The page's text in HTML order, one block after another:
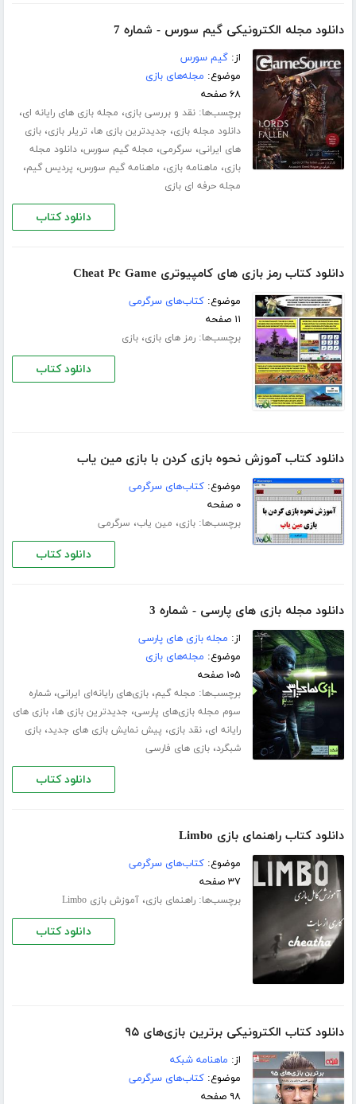
دانلود مجله الکترونیکی گیم سورس - شماره 7
از:گیم سورس
موضوع: مجله‌های بازی
۶۸ صفحه
برچسب‌ها:نقد و بررسی بازی، مجله بازی های رایانه ای،
دانلود مجله بازی، جدیدترین بازی ها، تریلر بازی،بازی
های ایرانی، سرگرمی، مجله گیم سورس،دانلود مجله
بازی، ماهنامه بازی، ماهنامه گیم سورس، پردیس گیم،
مجله حرفه ای بازی
دانلود کتاب
دانلود کتاب رمز بازی های کامپیوتری Cheat Pc Game
موضوع:کتاب‌های سرگرمی
۱۱ صفحه
برچسب‌ها:رمز های بازی،بازی
دانلود کتاب
دانلود کتاب آموزش نحوه بازی کردن با بازی مین یاب
موضوع:کتاب‌های سرگرمی
۰ صفحه
برچسب‌ها:بازی، مین یاب، سرگرمی
دانلود کتاب
دانلود مجله بازی های پارسی - شماره 3
از: مجله بازی های پارسی
موضوع: مجله‌های بازی
۱۰۵ صفحه
برچسب‌ها: مجله گیم،بازی‌های رایانه‌ای ایرانی،شماره‌
سوم مجله‌ بازی‌های پارسی، جدیدترین بازی ها،بازی های
رایانه ای،نقد بازی، پیش نمایش بازی های جدید،بازی
شبگرد،بازی های فارسی
دانلود کتاب
دانلود کتاب راهنمای بازی Limbo
موضوع:کتاب‌های سرگرمی
۳۷ صفحه
برچسب‌ها:راهنمای بازی،آموزش بازی Limbo
دانلود کتاب
دانلود کتاب الکترونیکی برترین بازی‌های ۹۵
از: ماهنامه شبکه
موضوع:کتاب‌های سرگرمی
۹۸ صفحه